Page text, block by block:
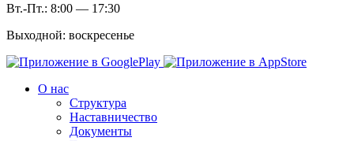
Вт.-Пт.: 8:00 — 17:30
Выходной: воскресенье
О нас
Структура
Наставничество
Документы